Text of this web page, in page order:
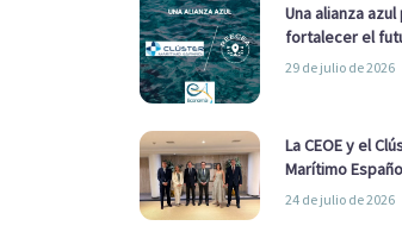
Una alianza azul
fortalecer el
sector marítimo
29 de julio de 2026
La CEOE y el
Marítimo
refuerzan su
24 de julio de 2026